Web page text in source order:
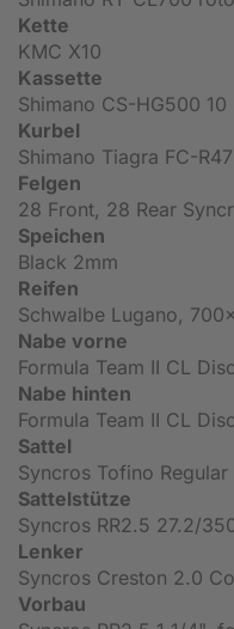
Kette
KMC X10
Kassette
Shimano CS-HG500 10
Kurbel
Shimano Tiagra FC-
Felgen
28 Front, 28 Rear
Speichen
Black 2mm
Reifen
Schwalbe Lugano,
Nabe vorne
Formula Team II CL
Nabe hinten
Formula Team II CL
Sattel
Syncros Tofino Regular
Sattelstütze
Syncros RR2.5 27.2/
Lenker
Syncros Creston 2.0
Vorbau